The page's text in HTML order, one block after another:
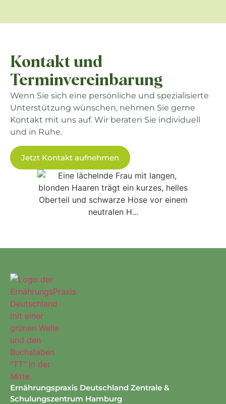
Kontakt und
Terminvereinbarung
Wenn Sie sich eine persönliche und spezialisierte
Unterstützung wünschen, nehmen Sie gerne
Kontakt mit uns auf. Wir beraten Sie individuell
und in Ruhe.
Jetzt Kontakt aufnehmen
Ernährungspraxis Deutschland Zentrale &
Schulungszentrum Hamburg